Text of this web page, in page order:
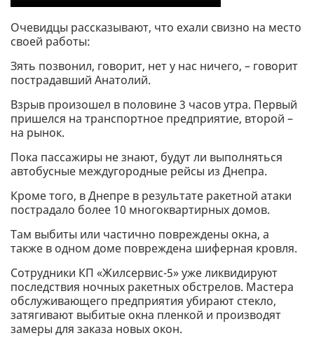
Очевидцы рассказывают, что ехали свизно на место
своей работы:
Зять позвонил, говорит, нет у нас ничего, – говорит
пострадавший Анатолий.
Взрыв произошел в половине 3 часов утра. Первый
пришелся на транспортное предприятие, второй –
на рынок.
Пока пассажиры не знают, будут ли выполняться
автобусные междугородные рейсы из Днепра.
Кроме того, в Днепре в результате ракетной атаки
пострадало более 10 многоквартирных домов.
Там выбиты или частично повреждены окна, а
также в одном доме повреждена шиферная кровля.
Сотрудники КП «Жилсервис-5» уже ликвидируют
последствия ночных ракетных обстрелов. Мастера
обслуживающего предприятия убирают стекло,
затягивают выбитые окна пленкой и производят
замеры для заказа новых окон.